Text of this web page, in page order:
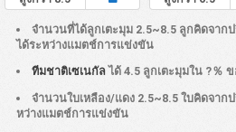
จำนวนที่ได้ลูกเตะมุม 2.5~8.5 ลูกคิดจา
ได้ระหว่างแมตช์การแข่งขัน
ทีมชาติเซเนกัลได้ 4.5 ลูกเตะมุมใน ?％
จำนวนใบเหลือง/แดง 2.5~8.5 ใบคิดจา
หว่างแมตช์การแข่งขัน